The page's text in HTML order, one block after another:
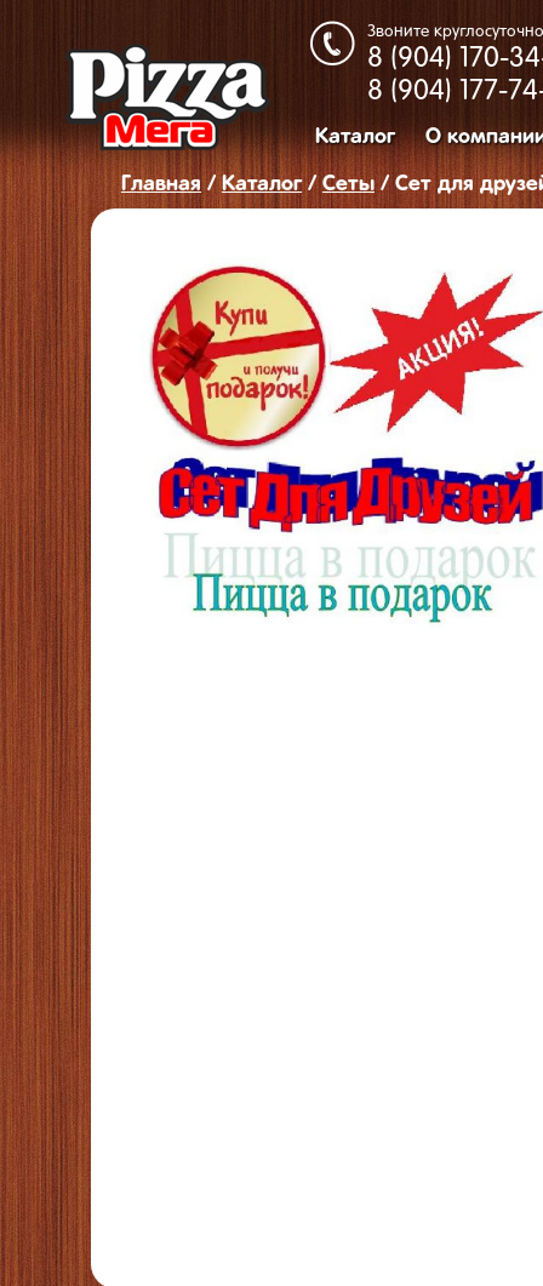
Звоните
8 (904) 170-
8 (904) 177-
Каталог О
Главная/ Каталог/ Сеты / Сет для